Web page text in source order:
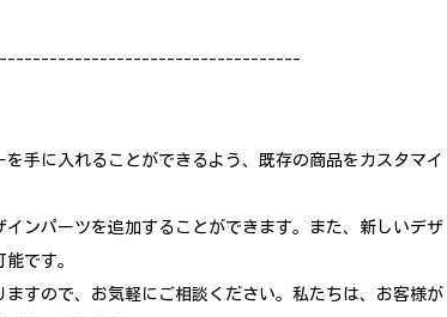
手に入れることができるよう、既存の商品をカスタマイ
ンパーツを追加することができます。また、新しいデザ
です。
すので、お気軽にご相談ください。私たちは、お客様が